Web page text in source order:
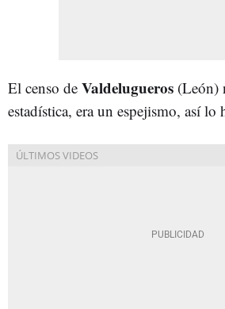
El censo de Valdelugueros (León)
estadística, era un espejismo, así lo